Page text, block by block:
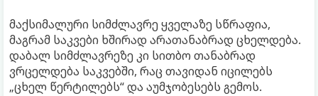
მაქსიმალური სიმძლავრე ყველაზე სწრაფია,
მაგრამ საკვები ხშირად არათანაბრად ცხელდება.
დაბალ სიმძლავრეზე კი სითბო თანაბრად
ვრცელდება საკვებში, რაც თავიდან იცილებს
„ცხელ წერტილებს“ და აუმჯობესებს გემოს.